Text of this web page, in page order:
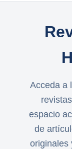
Acceda a
espacio
de
originales